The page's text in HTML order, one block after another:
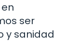
ser
y sanidad